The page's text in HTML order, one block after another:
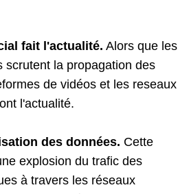
fait l'actualité. Alors que les
scrutent la propagation des
de vidéos et les reseaux
l'actualité.
des données. Cette
explosion du trafic des
à travers les réseaux